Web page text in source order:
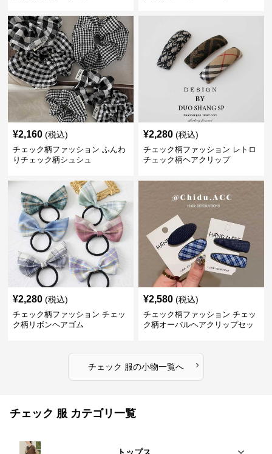
¥2,160 (税込)
チェック柄ファッション ふんわ
りチェック柄シュシュ
¥2,280 (税込)
チェック柄ファッション レトロ
チェック柄ヘアクリップ
¥2,280 (税込)
チェック柄ファッション チェッ
ク柄リボンヘアゴム
¥2,580 (税込)
チェック柄ファッション チェッ
ク柄オーバルヘアクリップセッ
チェック 服の小物一覧へ ›
チェック 服 カテゴリ一覧
トップス